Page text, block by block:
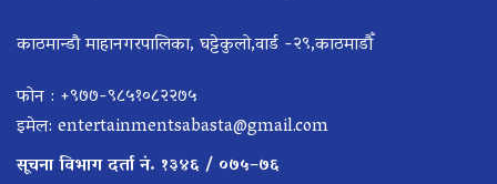
काठमान्डौ माहानगरपालिका, घट्टेकुलो,वार्ड -२९,काठमाडौँ
फोन : +९७७-९८५१०८२२७५
इमेल: entertainmentsabasta@gmail.com
सूचना विभाग दर्ता नं. १३४६ / ०७५–७६